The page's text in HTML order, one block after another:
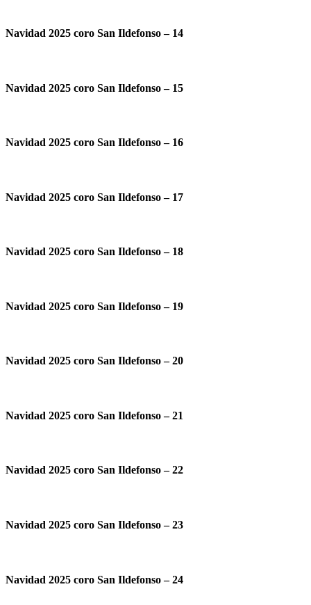
Navidad 2025 coro San Ildefonso – 14
Navidad 2025 coro San Ildefonso – 15
Navidad 2025 coro San Ildefonso – 16
Navidad 2025 coro San Ildefonso – 17
Navidad 2025 coro San Ildefonso – 18
Navidad 2025 coro San Ildefonso – 19
Navidad 2025 coro San Ildefonso – 20
Navidad 2025 coro San Ildefonso – 21
Navidad 2025 coro San Ildefonso – 22
Navidad 2025 coro San Ildefonso – 23
Navidad 2025 coro San Ildefonso – 24